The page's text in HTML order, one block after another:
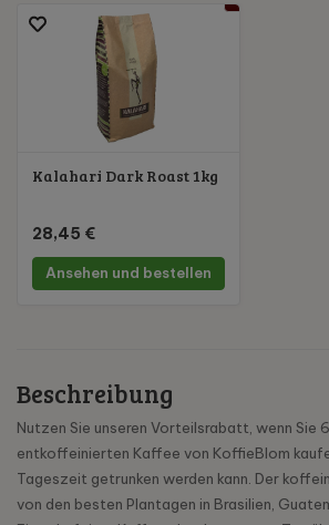
Beschreibung
Nutzen Sie unseren Vorteilsrabatt, wenn Sie
entkoffeinierten Kaffee von KoffieBlom
Tageszeit getrunken werden kann. Der
von den besten Plantagen in Brasilien,
Kalahari Dark Roast 1kg
28,45 €
Ansehen und bestellen